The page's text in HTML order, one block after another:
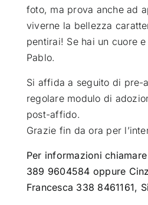
foto, ma prova anche ad
viverne la bellezza
pentirai! Se hai un cuore
Pablo.
Si affida a seguito di pre-
regolare modulo di
post-affido.
Grazie fin da ora per
Per informazioni
389 9604584 oppure
Francesca 338 8461161,